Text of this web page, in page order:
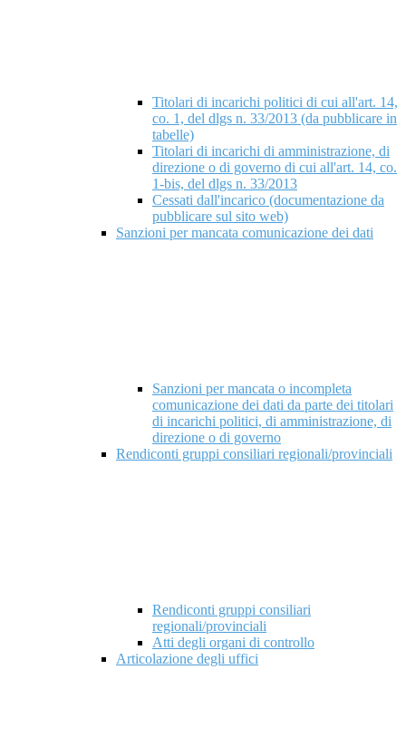
Titolari di incarichi politici di cui all'art. 14,
co. 1, del dlgs n. 33/2013 (da pubblicare in
tabelle)
Titolari di incarichi di amministrazione, di
direzione o di governo di cui all'art. 14, co.
1-bis, del dlgs n. 33/2013
Cessati dall'incarico (documentazione da
pubblicare sul sito web)
Sanzioni per mancata comunicazione dei dati
Sanzioni per mancata o incompleta
comunicazione dei dati da parte dei titolari
di incarichi politici, di amministrazione, di
direzione o di governo
Rendiconti gruppi consiliari regionali/provinciali
Rendiconti gruppi consiliari
regionali/provinciali
Atti degli organi di controllo
Articolazione degli uffici